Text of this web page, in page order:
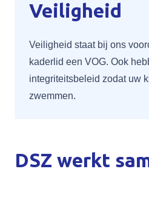
Veiligheid
Veiligheid staat bij ons
kaderlid een VOG. Ook
integriteitsbeleid zodat uw
zwemmen.
DSZ werkt